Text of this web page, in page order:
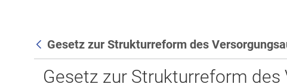
Zurück
Gesetz zur Strukturreform des
Gesetz zur Strukturreform